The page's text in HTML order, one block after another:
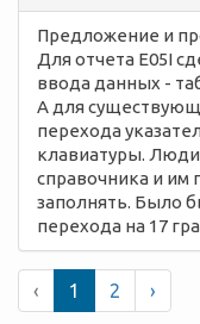
Предложение и
Для отчета Е05І
ввода данных -
А для
перехода
клавиатуры. Люди
справочника и им
заполнять. Было
перехода на 17
‹ 1 2 ›